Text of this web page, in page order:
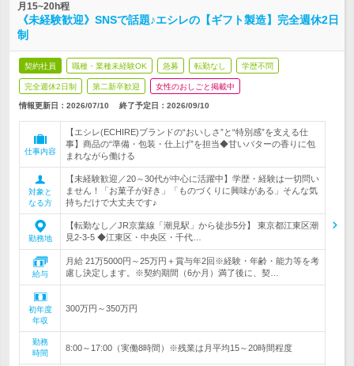
月15~20h程
《未経験歓迎》SNSで話題♪エシレの【ギフト製造】完全週休2日
制
契約社員 職種・業種未経験OK 急募 転勤なし 学歴不問
完全週休2日制 第二新卒歓迎 女性のおしごと掲載中
情報更新日：2026/07/10 終了予定日： 2026/09/10
仕事内容
【エシレ(ECHIRE)ブランドの“おいしさ”と“特別感”を支える仕
事】商品の“準備・包装・仕上げ”を担当◆甘いバターの香りに包
まれながら働ける
対象と
なる方
【未経験歓迎／20～30代が中心に活躍中】学歴・経験は一切問い
ません！「お菓子が好き」「ものづくりに興味がある」そんな気
持ちだけで大丈夫です♪
勤務地
【転勤なし／JR京葉線「潮見駅」から徒歩5分】 東京都江東区潮
見2-3-5 ◆江東区・中央区・千代…
給与
月給 21万5000円～25万円＋賞与年2回※経験・年齢・能力等を考
慮し決定します。※契約期間（6か月）満了後に、契…
初年度
年収
300万円～350万円
勤務
時間
8:00～17:00（実働8時間）※残業は月平均15～20時間程度